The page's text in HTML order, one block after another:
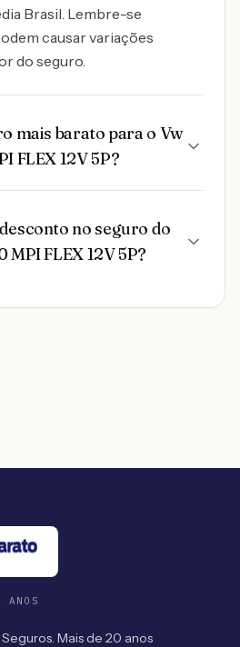
Brasil. Lembre-se
causar variações
do seguro.
mais barato para o Vw
FLEX 12V 5P?
no seguro do
MPI FLEX 12V 5P?
ANOS
Mais de 20 anos